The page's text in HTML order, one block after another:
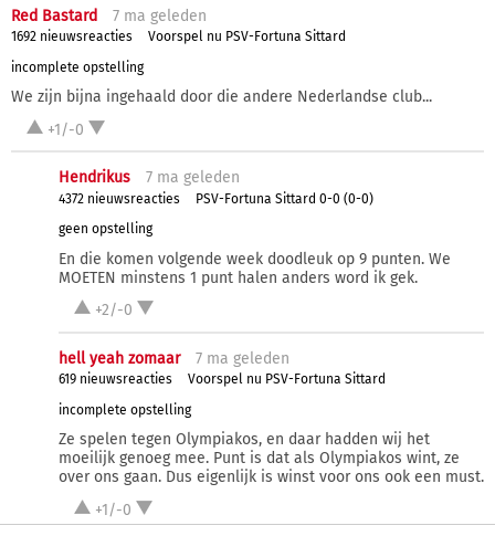
Red Bastard 7 ma geleden
1692 nieuwsreacties
Voorspel nu PSV-Fortuna Sittard
incomplete opstelling
We zijn bijna ingehaald door die andere Nederlandse club...
+1/-0
Hendrikus 7 ma geleden
4372 nieuwsreacties
PSV-Fortuna Sittard 0-0 (0-0)
geen opstelling
En die komen volgende week doodleuk op 9 punten. We
MOETEN minstens 1 punt halen anders word ik gek.
+2/-0
hell yeah zomaar 7 ma geleden
619 nieuwsreacties
Voorspel nu PSV-Fortuna Sittard
incomplete opstelling
Ze spelen tegen Olympiakos, en daar hadden wij het
moeilijk genoeg mee. Punt is dat als Olympiakos wint, ze
over ons gaan. Dus eigenlijk is winst voor ons ook een must.
+1/-0